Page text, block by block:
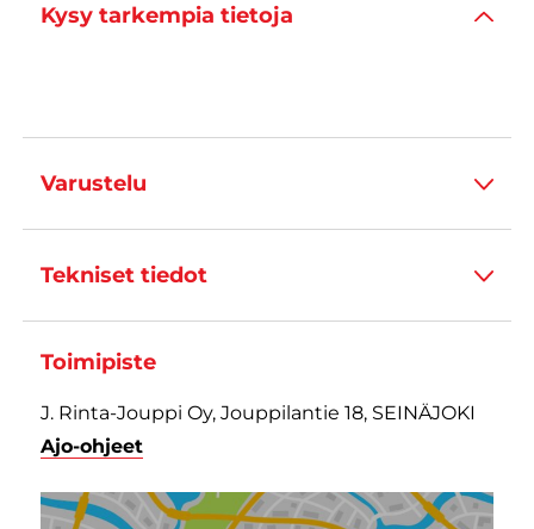
Kysy tarkempia tietoja
Varustelu
Tekniset tiedot
Toimipiste
J. Rinta-Jouppi Oy, Jouppilantie 18, SEINÄJOKI
Ajo-ohjeet